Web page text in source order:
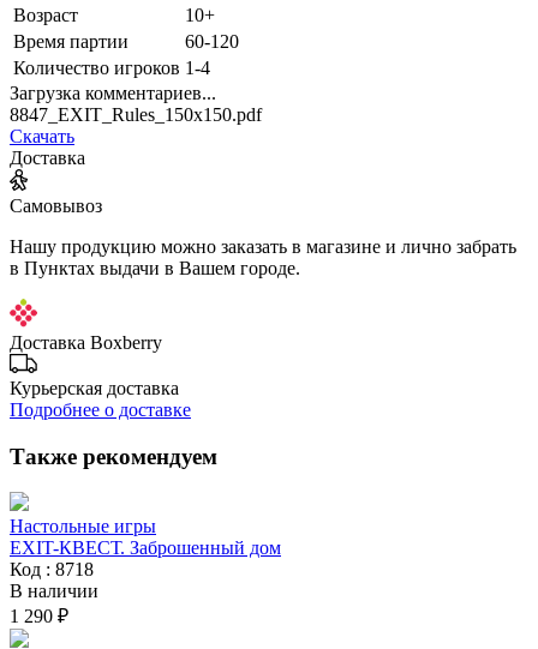
Возраст
10+
Время партии
60-120
Количество игроков 1-4
Загрузка комментариев...
8847_EXIT_Rules_150x150.pdf
Скачать
Доставка
Самовывоз
Нашу продукцию можно заказать в магазине и лично забрать
в Пунктах выдачи в Вашем городе.
Доставка Boxberry
Курьерская доставка
Подробнее о доставке
Также рекомендуем
Настольные игры
EXIT-КВЕСТ. Заброшенный дом
Код : 8718
В наличии
1 290 ₽